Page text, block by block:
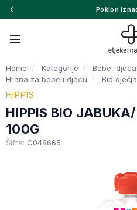
Poklon
Home Kategorije
Bebe,
Hrana za bebe i djecu
Bio
HIPPIS
HIPPIS BIO
100G
Šifra: C048665